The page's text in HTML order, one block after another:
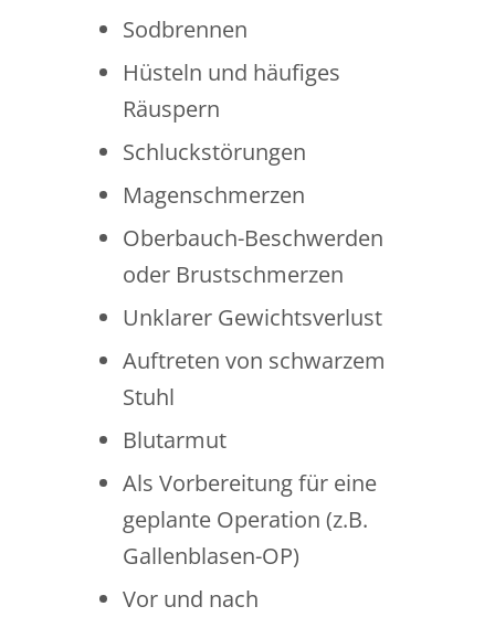
Sodbrennen
Hüsteln und häufiges
Räuspern
Schluckstörungen
Magenschmerzen
Oberbauch-Beschwerden
oder Brustschmerzen
Unklarer Gewichtsverlust
Auftreten von schwarzem
Stuhl
Blutarmut
Als Vorbereitung für eine
geplante Operation (z.B.
Gallenblasen-OP)
Vor und nach